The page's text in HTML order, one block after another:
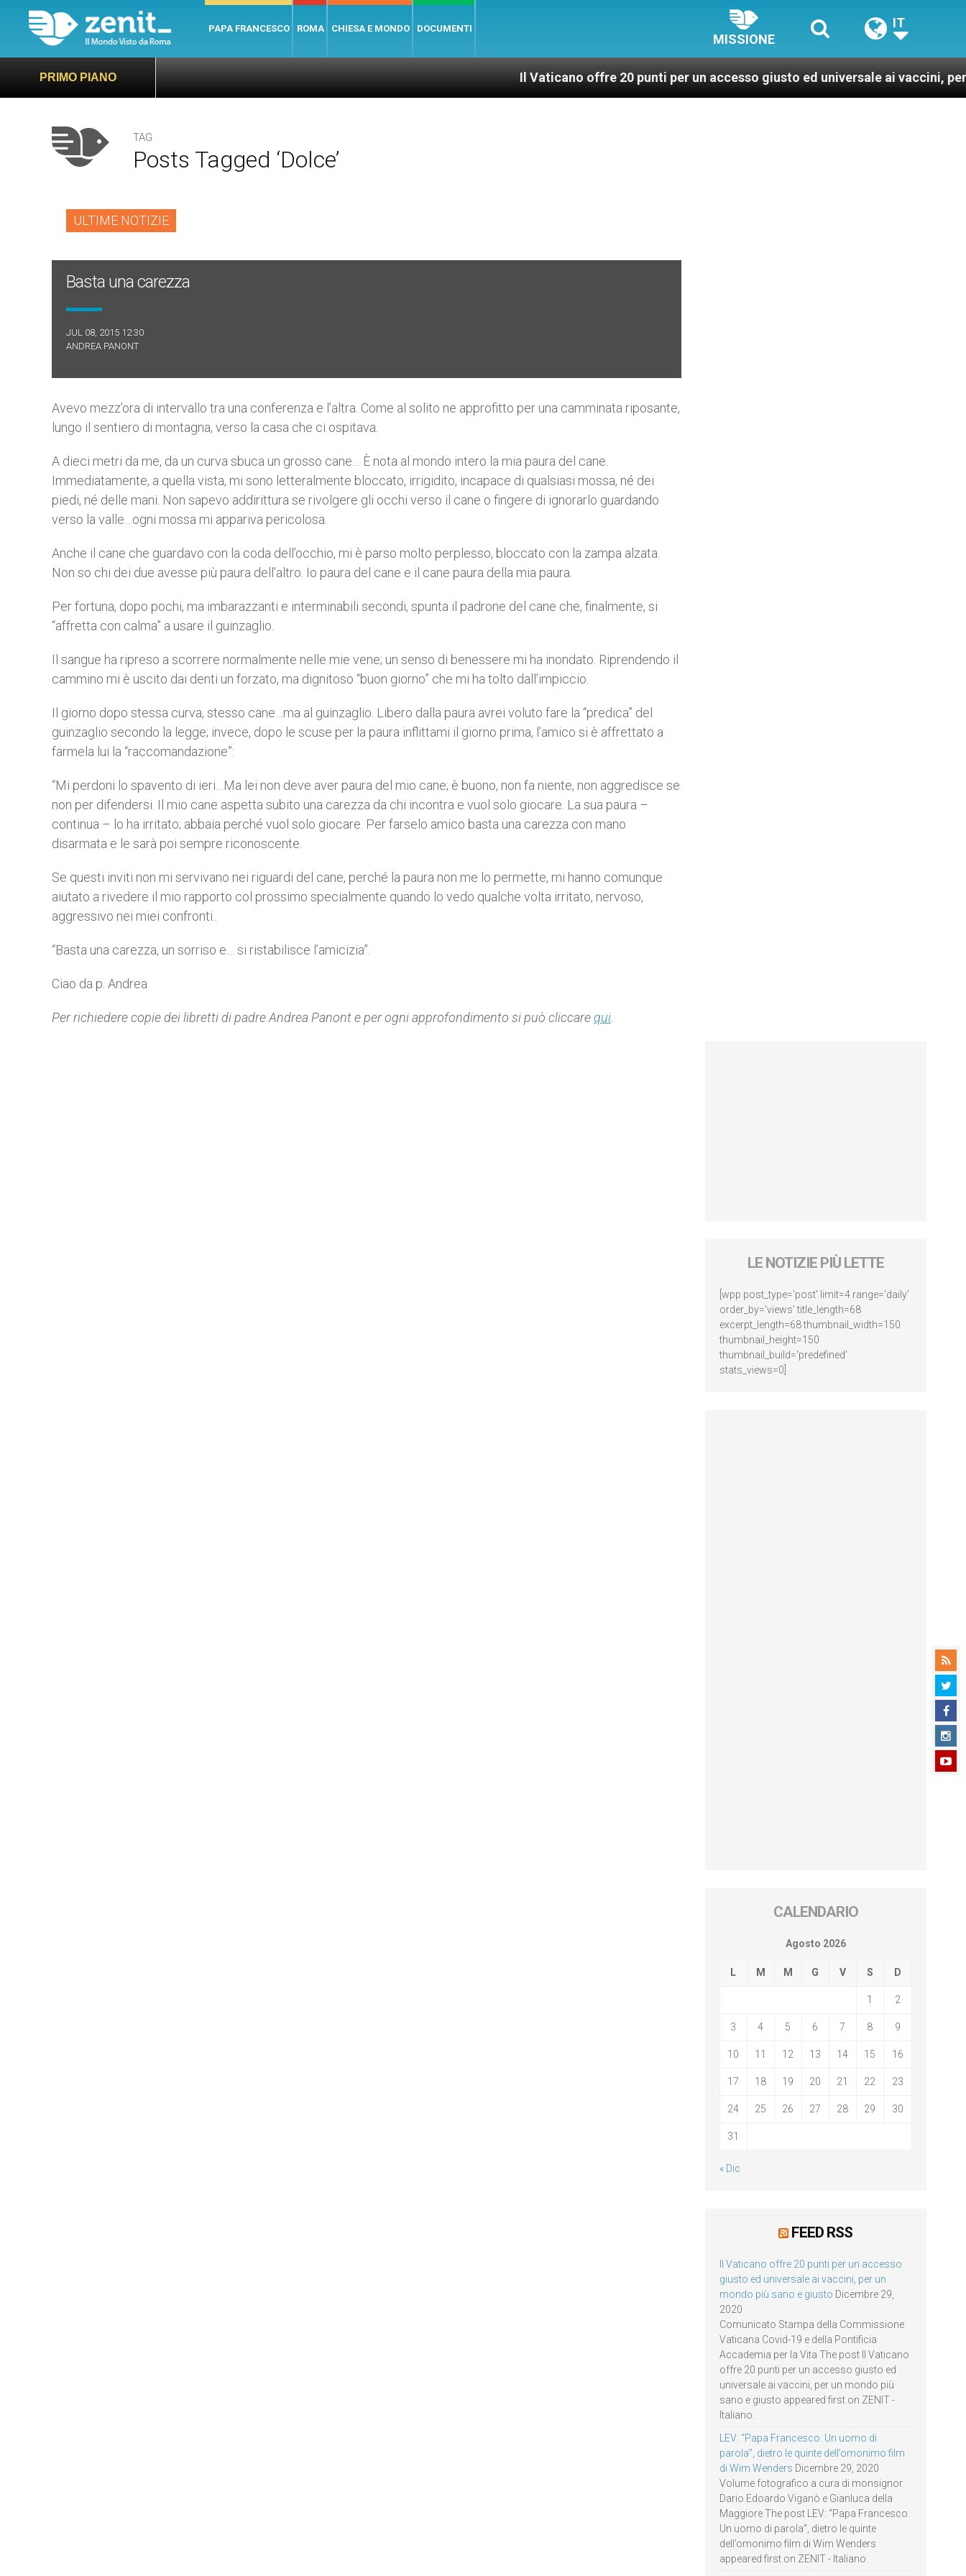
PAPA FRANCESCO ROMA CHIESA E MONDO DOCUMENTI
MISSIONE
IT
PRIMO PIANO Il Vaticano offre 20 punti per un accesso giusto ed universale ai vaccini, per un mondo
TAG
Posts Tagged ‘dolce’
ULTIME NOTIZIE
Basta una carezza
JUL 08, 2015 12:30
ANDREA PANONT
Avevo mezz’ora di intervallo tra una conferenza e l’altra. Come al solito ne approfitto per una camminata riposante,
lungo il sentiero di montagna, verso la casa che ci ospitava.
A dieci metri da me, da un curva sbuca un grosso cane… È nota al mondo intero la mia paura del cane.
Immediatamente, a quella vista, mi sono letteralmente bloccato, irrigidito, incapace di qualsiasi mossa, né dei
piedi, né delle mani. Non sapevo addirittura se rivolgere gli occhi verso il cane o fingere di ignorarlo guardando
verso la valle…ogni mossa mi appariva pericolosa.
Anche il cane che guardavo con la coda dell’occhio, mi è parso molto perplesso, bloccato con la zampa alzata.
Non so chi dei due avesse più paura dell’altro. Io paura del cane e il cane paura della mia paura.
Per fortuna, dopo pochi, ma imbarazzanti e interminabili secondi, spunta il padrone del cane che, finalmente, si
“affretta con calma” a usare il guinzaglio.
Il sangue ha ripreso a scorrere normalmente nelle mie vene; un senso di benessere mi ha inondato. Riprendendo il
cammino mi è uscito dai denti un forzato, ma dignitoso “buon giorno” che mi ha tolto dall’impiccio.
Il giorno dopo stessa curva, stesso cane…ma al guinzaglio. Libero dalla paura avrei voluto fare la “predica” del
guinzaglio secondo la legge; invece, dopo le scuse per la paura inflittami il giorno prima, l’amico si è affrettato a
farmela lui la “raccomandazione”:
“Mi perdoni lo spavento di ieri…Ma lei non deve aver paura del mio cane; è buono, non fa niente, non aggredisce se
non per difendersi. Il mio cane aspetta subito una carezza da chi incontra e vuol solo giocare. La sua paura –
continua – lo ha irritato; abbaia perché vuol solo giocare. Per farselo amico basta una carezza con mano
disarmata e le sarà poi sempre riconoscente.
Se questi inviti non mi servivano nei riguardi del cane, perché la paura non me lo permette, mi hanno comunque
aiutato a rivedere il mio rapporto col prossimo specialmente quando lo vedo qualche volta irritato, nervoso,
aggressivo nei miei confronti..
“Basta una carezza, un sorriso e… si ristabilisce l’amicizia”.
Ciao da p. Andrea
Per richiedere copie dei libretti di padre Andrea Panont e per ogni approfondimento si può cliccarequi
LE NOTIZIE PIÙ LETTE
[wpp post_type='post' limit=4 range='daily'
order_by='views' title_length=68
excerpt_length=68 thumbnail_width=150
thumbnail_height=150
thumbnail_build='predefined'
stats_views=0]
CALENDARIO
Agosto 2026
L M M G V S D
1 2
3 4 5 6 7 8 9
10 11 12 13 14 15 16
17 18 19 20 21 22 23
24 25 26 27 28 29 30
31
« Dic
FEED RSS
Il Vaticano offre 20 punti per un accesso
giusto ed universale ai vaccini, per un
mondo più sano e giusto Dicembre 29,
2020
Comunicato Stampa della Commissione
Vaticana Covid-19 e della Pontificia
Accademia per la Vita The post Il Vaticano
offre 20 punti per un accesso giusto ed
universale ai vaccini, per un mondo più
sano e giusto appeared first on ZENIT -
Italiano.
LEV: “Papa Francesco. Un uomo di
parola”, dietro le quinte dell’omonimo film
di Wim Wenders Dicembre 29, 2020
Volume fotografico a cura di monsignor
Dario Edoardo Viganò e Gianluca della
Maggiore The post LEV: “Papa Francesco.
Un uomo di parola”, dietro le quinte
dell’omonimo film di Wim Wenders
appeared first on ZENIT - Italiano.